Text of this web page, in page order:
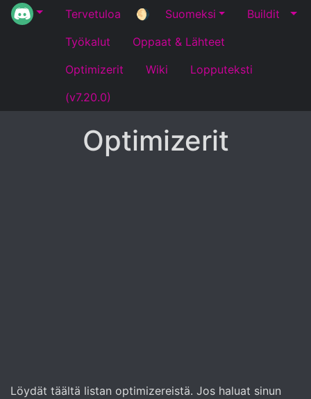
Tervetuloa 🌖 Suomeksi
Buildit
Työkalut
Oppaat & Lähteet
Optimizerit
Wiki
Lopputeksti
(v7.20.0)
Optimizerit
Löydät täältä listan optimizereistä. Jos haluat sinun